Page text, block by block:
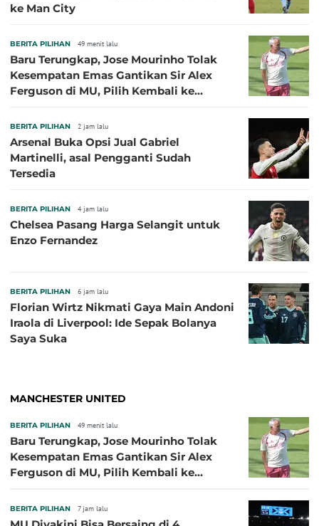
ke Man City
BERITA PILIHAN 49 menit lalu
Baru Terungkap, Jose Mourinho Tolak
Kesempatan Emas Gantikan Sir Alex
Ferguson di MU, Pilih Kembali ke
BERITA PILIHAN 2 jam lalu
Arsenal Buka Opsi Jual Gabriel
Martinelli, asal Pengganti Sudah
Tersedia
BERITA PILIHAN 4 jam lalu
Chelsea Pasang Harga Selangit untuk
Enzo Fernandez
BERITA PILIHAN 6 jam lalu
Florian Wirtz Nikmati Gaya Main Andoni
Iraola di Liverpool: Ide Sepak Bolanya
Saya Suka
MANCHESTER UNITED
BERITA PILIHAN 49 menit lalu
Baru Terungkap, Jose Mourinho Tolak
Kesempatan Emas Gantikan Sir Alex
Ferguson di MU, Pilih Kembali ke
BERITA PILIHAN 7 jam lalu